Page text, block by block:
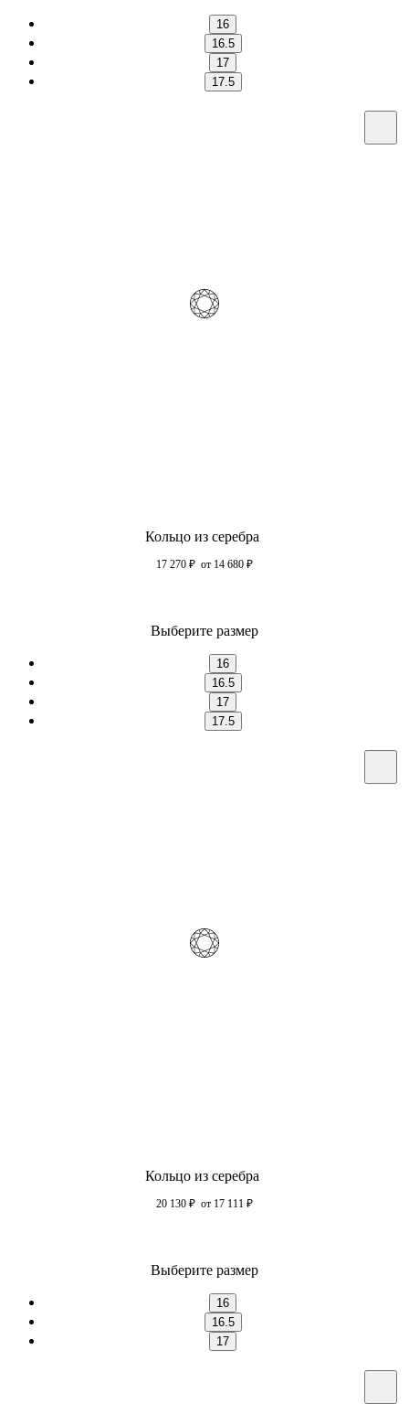
16
16.5
17
17.5
Кольцо из серебра
17 270 ₽ от 14 680 ₽
Выберите размер
16
16.5
17
17.5
Кольцо из серебра
20 130 ₽ от 17 111 ₽
Выберите размер
16
16.5
17